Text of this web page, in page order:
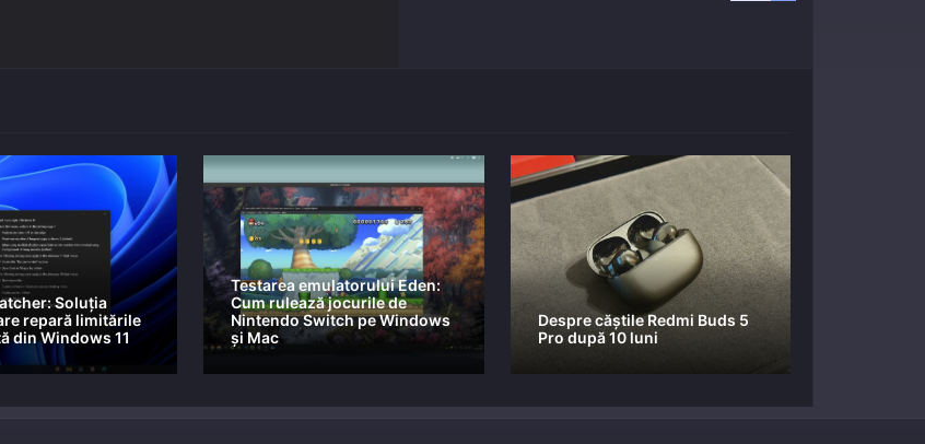
Soluția
repară limitările
din Windows 11
Testarea emulatorului Eden:
Cum rulează jocurile de
Nintendo Switch pe Windows
și Mac
Despre căștile Redmi Buds 5
Pro după 10 luni